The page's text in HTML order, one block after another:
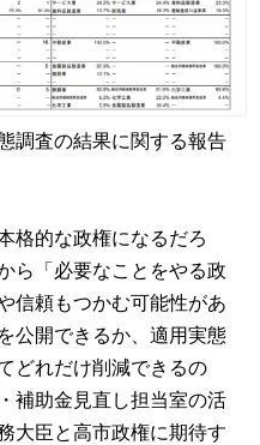
調査の結果に関する報告
格的な政権になるだろ
ら「必要なことをやる政
信頼もつかむ可能性があ
公開できるか、適用実態
どれだけ削減できるの
補助金見直し担当室の活
大臣と高市政権に期待す